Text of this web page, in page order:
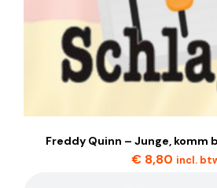
Freddy Quinn – Junge, komm
€ 8,80 incl.